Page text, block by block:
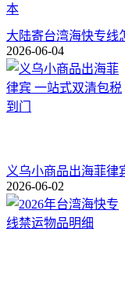
大陆寄台湾海快专线
2026-06-04
义乌小商品出海菲律
2026-06-02